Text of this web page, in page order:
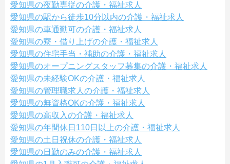
愛知県の夜勤専従の介護・福祉求人
愛知県の駅から徒歩10分以内の介護・福祉求人
愛知県の車通勤可の介護・福祉求人
愛知県の寮・借り上げの介護・福祉求人
愛知県の住宅手当・補助の介護・福祉求人
愛知県のオープニングスタッフ募集の介護・福祉求人
愛知県の未経験OKの介護・福祉求人
愛知県の管理職求人の介護・福祉求人
愛知県の無資格OKの介護・福祉求人
愛知県の高収入の介護・福祉求人
愛知県の年間休日110日以上の介護・福祉求人
愛知県の土日祝休の介護・福祉求人
愛知県の日勤のみの介護・福祉求人